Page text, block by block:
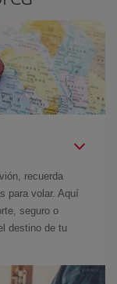
recuerda
para volar. Aquí
seguro o
destino de tu